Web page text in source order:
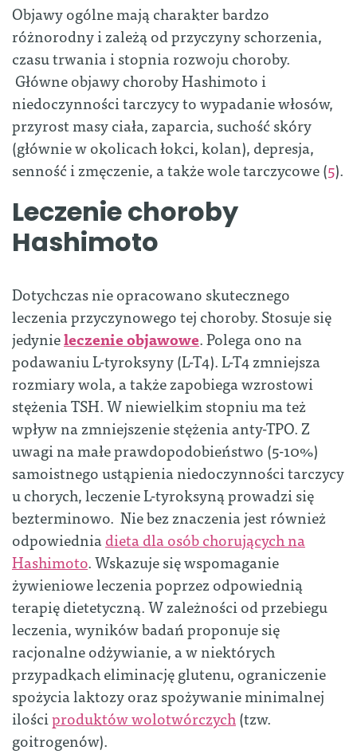
Objawy ogólne mają charakter bardzo
różnorodny i zależą od przyczyny schorzenia,
czasu trwania i stopnia rozwoju choroby.
Główne objawy choroby Hashimoto i
niedoczynności tarczycy to wypadanie włosów,
przyrost masy ciała, zaparcia, suchość skóry
(głównie w okolicach łokci, kolan), depresja,
senność i zmęczenie, a także wole tarczycowe (5).
Leczenie choroby
Hashimoto
Dotychczas nie opracowano skutecznego
leczenia przyczynowego tej choroby. Stosuje się
jedynieleczenie objawowe. Polega ono na
podawaniu L-tyroksyny (L-T4). L-T4 zmniejsza
rozmiary wola, a także zapobiega wzrostowi
stężenia TSH. W niewielkim stopniu ma też
wpływ na zmniejszenie stężenia anty-TPO. Z
uwagi na małe prawdopodobieństwo (5-10%)
samoistnego ustąpienia niedoczynności tarczycy
u chorych, leczenie L-tyroksyną prowadzi się
bezterminowo. Nie bez znaczenia jest również
odpowiedniadieta dla osób chorujących na
Hashimoto. Wskazuje się wspomaganie
żywieniowe leczenia poprzez odpowiednią
terapię dietetyczną. W zależności od przebiegu
leczenia, wyników badań proponuje się
racjonalne odżywianie, a w niektórych
przypadkach eliminację glutenu, ograniczenie
spożycia laktozy oraz spożywanie minimalnej
ilościproduktów wolotwórczych(tzw.
goitrogenów).